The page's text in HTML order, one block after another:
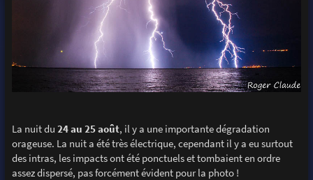
La nuit du 24 au 25 août, il y a une importante dégradation
orageuse. La nuit a été très électrique, cependant il y a eu surtout
des intras, les impacts ont été ponctuels et tombaient en ordre
assez dispersé, pas forcément évident pour la photo !